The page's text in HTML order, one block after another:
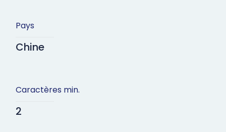
Pays
Chine
Caractères min.
2